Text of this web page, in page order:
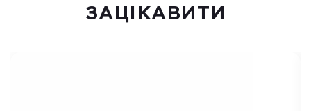
ЗАЦІКАВИТИ